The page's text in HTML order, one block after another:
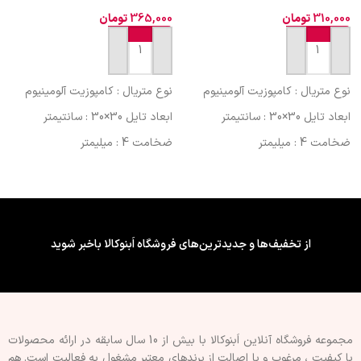
310,000تومان
افزودن به سبد خرید
نوع متریال : کامپوزیت آلومینیوم
ابعاد تایل 30×30 : سانتیمتر
ضخامت 4 : میلیمتر
ویژگی چسب پشت تایل/پنل : فوم
365,000تومان
افزودن به سبد خرید
نوع متریال : کامپوزیت آلومینیوم
ابعاد تایل 30×30 : سانتیمتر
ضخامت 4 : میلیمتر
ویژگی چسب پشت تایل/پنل : فوم
دار
از تخفیف‌ها و جدیدترین‌های فروشگاه اَبنوکالا باخبر شوید
مجموعه فروشگاه آنلاین اَبنوکالا با بیش از 10 سال سابقه در ارائه محصولات